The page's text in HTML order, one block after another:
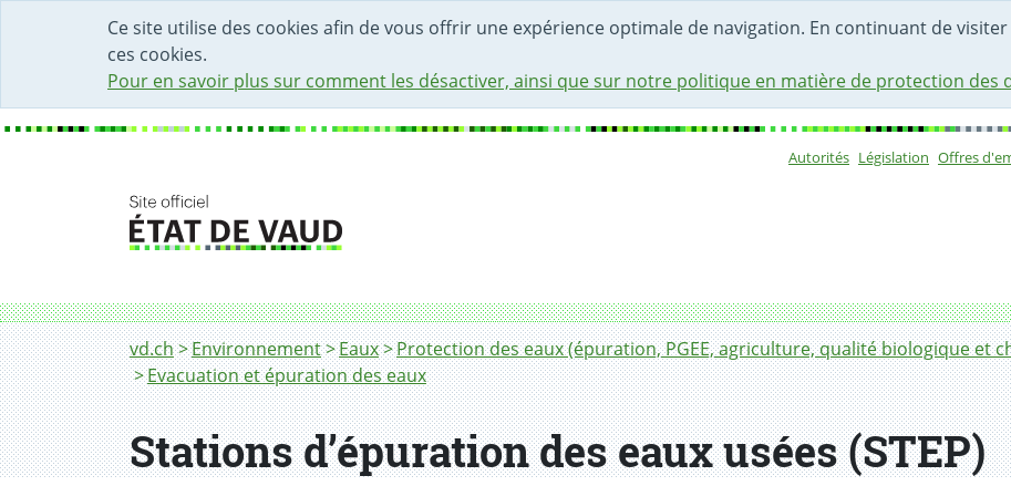
Ce site utilise des cookies afin de vous offrir une expérience optimale de navigation. En continuant de
ces cookies.
Pour en savoir plus sur comment les désactiver, ainsi que sur notre politique en matière de protection des
DÉBUT DU CONTENU DE LA PAGE
ACCÈS AU CHAMP DE RECHERCHE
PAGE D'ACCUEIL
FORMULAIRE DE CONTACT
Autorités Législation Offres
Fil d'Ariane
vd.ch Environnement Eaux
Protection des eaux (épuration, PGEE, agriculture, qualité biologique et
Evacuation et épuration des eaux
Stations d’épuration des eaux usées (STEP)
Stations d’épuration des eaux usées (STEP)